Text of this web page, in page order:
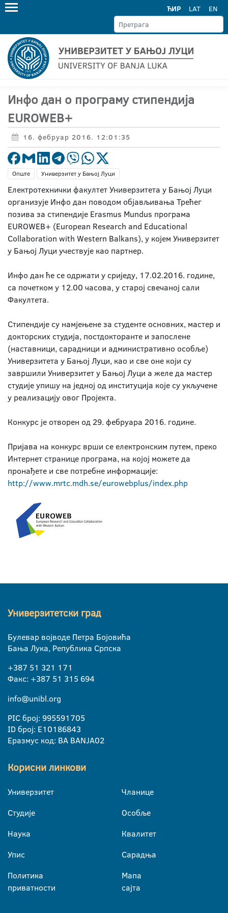
ЋИР LAT EN
Инфо дан о програму стипендија
EUROWEB+
16. фебруар 2016. 12:01:35
Опште Универзитет у Бањој Луци
Електротехнички факултет Универзитета у Бањој Луци
организује Инфо дан поводом објављивања Трећег
позива за стипендије Erasmus Mundus програма
EUROWEB+ (European Research and Educational
Collaboration with Western Balkans), у којем Универзитет
у Бањој Луци учествује као партнер.
Инфо дан ће се одржати у сриједу, 17.02.2016. године,
са почетком у 12.00 часова, у старој свечаној сали
Факултета.
Стипендије су намјењене за студенте основних, мастер и
докторских студија, постдокторанте и запослене
(наставници, сарадници и административно особље)
Универзитета у Бањој Луци, као и све оне који су
завршили Универзитет у Бањој Луци а желе да мастер
студије упишу на једној од институција које су укључене
у реализацију овог Пројекта.
Конкурс је отворен од 29. фебруара 2016. године.
Пријава на конкурс врши се електронским путем, преко
Интернет странице програма, на којој можете да
пронађете и све потребне информације:
http://www.mrtc.mdh.se/eurowebplus/index.php
Универзитетски град
Булевар војводе Петра Бојовића
Бања Лука, Република Српска
+387 51 321 171
Факс: +387 51 315 694
info@unibl.org
PIC број: 995591705
ID број: E10186843
Еразмус код: BA BANJA02
Корисни линкови
Универзитет
Студије
Наука
Упис
Политика
приватности
Чланице
Особље
Квалитет
Сарадња
Мапа
сајта